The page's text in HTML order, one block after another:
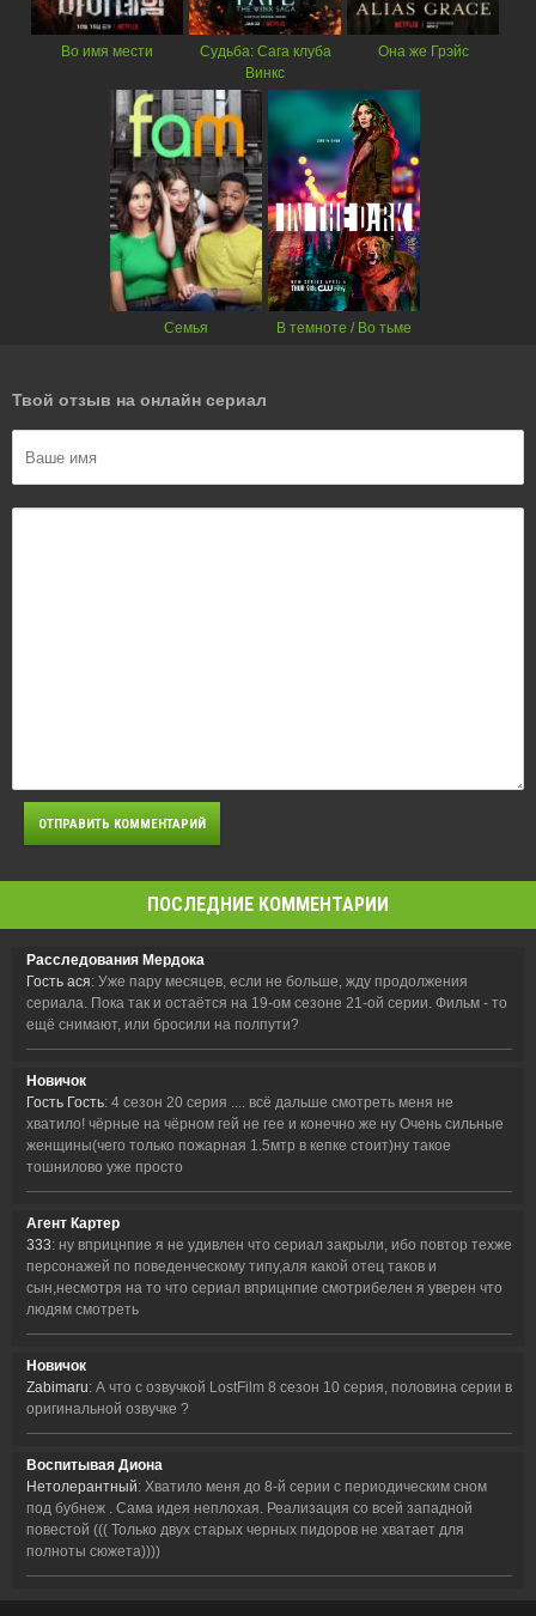
Во имя мести
Судьба: Сага клуба
Винкс
Она же Грэйс
Семья В темноте / Во тьме
Твой отзыв на онлайн сериал
ПОСЛЕДНИЕ КОММЕНТАРИИ
Расследования Мердока
Гость ася: Уже пару месяцев, если не больше, жду продолжения
сериала. Пока так и остаётся на 19-ом сезоне 21-ой серии. Фильм - то
ещё снимают, или бросили на полпути?
Новичок
Гость Гость: 4 сезон 20 серия .... всё дальше смотреть меня не
хватило! чёрные на чёрном гей не гее и конечно же ну Очень сильные
женщины(чего только пожарная 1.5мтр в кепке стоит)ну такое
тошнилово уже просто
Агент Картер
333: ну вприцнпие я не удивлен что сериал закрыли, ибо повтор техже
персонажей по поведенческому типу,аля какой отец таков и
сын,несмотря на то что сериал вприцнпие смотрибелен я уверен что
людям смотреть
Новичок
Zabimaru: А что с озвучкой LostFilm 8 сезон 10 серия, половина серии в
оригинальной озвучке ?
Воспитывая Диона
Нетолерантный: Хватило меня до 8-й серии с периодическим сном
под бубнеж . Сама идея неплохая. Реализация со всей западной
повестой ((( Только двух старых черных пидоров не хватает для
полноты сюжета))))